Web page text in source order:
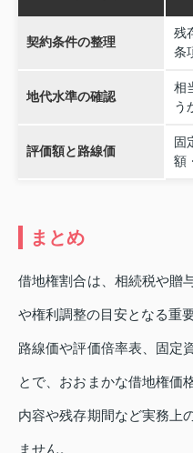
契約条件の整理
残
条
地代水準の確認
相
う
評価額と路線価
固
額
まとめ
借地権割合は、相続税や贈
や権利調整の目安となる重
路線価や評価倍率表、固定
とで、おおまかな借地権価
内容や残存期間など実務上
ません。